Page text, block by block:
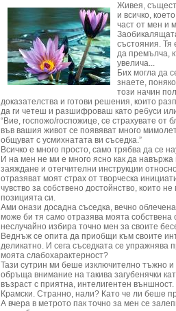
Живея,
и всичко,
част от мен и
състояния. Тя
да премълча,
увелича...
Бих могла да
знаете,
този начин
доказателства и готови решения, които
да ги четеш и разшифроваш като ребуси
“Вие, госпожо/госпожице, се страхувате
във вашия живот се появяват много
общуват с усмихнатата ви съседка.”
Всичко е много просто, само трябва да се
И на мен не ми е много ясно как да
заяждане и отегчителни инструкции
отразяват моят страх от творческа
чувство за собствено достойнство, които
позицията си.
Ами онази досадна съседка, вечно
може би тя само отразява моята собствена
неслучайно избира точно мен за своите
Веднъж се опита да приобщи към своите
деликатно. И сега съседката се
моята слабохарактерност?
Тази сутрин ми беше изключително тъжно и
обръща внимание на такива загубенячки
възраст с приятна, интелигентен
Крамски. Странно, нали? Като че ли беше
А вчера в метрото пак точно за мен се